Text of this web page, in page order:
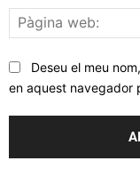
Deseu el meu
en aquest navegador